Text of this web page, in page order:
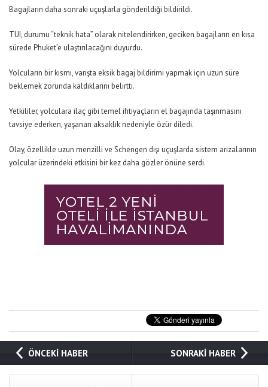
Bagajların daha sonraki uçuşlarla gönderildiği bildirildi.
TUI, durumu “teknik hata” olarak nitelendirirken, geciken bagajların en kısa
sürede Phuket’e ulaştırılacağını duyurdu.
Yolcuların bir kısmı, varışta eksik bagaj bildirimi yapmak için uzun süre
beklemek zorunda kaldıklarını belirtti.
Yetkililer, yolculara ilaç gibi temel ihtiyaçların el bagajında taşınmasını
tavsiye ederken, yaşanan aksaklık nedeniyle özür diledi.
Olay, özellikle uzun menzilli ve Schengen dışı uçuşlarda sistem arızalarının
yolcular üzerindeki etkisini bir kez daha gözler önüne serdi.
ÖNCEKİ HABER SONRAKİ HABER